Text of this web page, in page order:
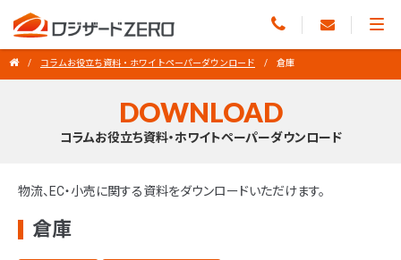
コラムお役立ち資料・ホワイトペーパーダウンロード 倉庫
DOWNLOAD
コラムお役立ち資料・ホワイトペーパーダウンロード
物流、EC・小売に関する資料をダウンロードいただけます。
倉庫